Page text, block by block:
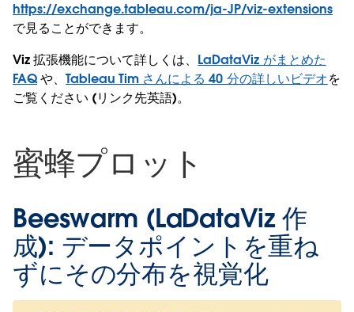
https://exchange.tableau.com/ja-JP/viz-extensions
で見ることができます。
Viz 拡張機能について詳しくは、 LaDataViz がまとめた
FAQや、Tableau Tim さんによる 40 分の詳しいビデオを
ご覧ください (リンク先英語)。
蜜蜂プロット
Beeswarm (LaDataViz 作
成): データポイントを重ね
ずにその分布を視覚化